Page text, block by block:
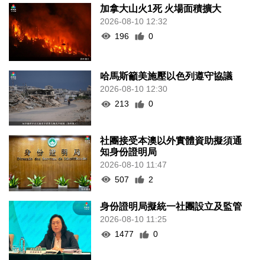
加拿大山火1死 火場面積擴大
2026-08-10 12:32
196
0
哈馬斯籲美施壓以色列遵守協議
2026-08-10 12:30
213
0
社團接受本澳以外實體資助擬須通
知身份證明局
2026-08-10 11:47
507
2
身份證明局擬統一社團設立及監管
2026-08-10 11:25
1477
0